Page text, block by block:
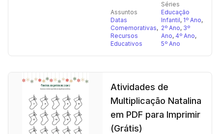
Assuntos
Datas
Comemorativas,
Recursos
Educativos
Séries
Educação
Infantil, 1º Ano,
2º Ano, 3º
Ano, 4º Ano,
5º Ano
Atividades de
Multiplicação Natalina
em PDF para Imprimir
(Grátis)